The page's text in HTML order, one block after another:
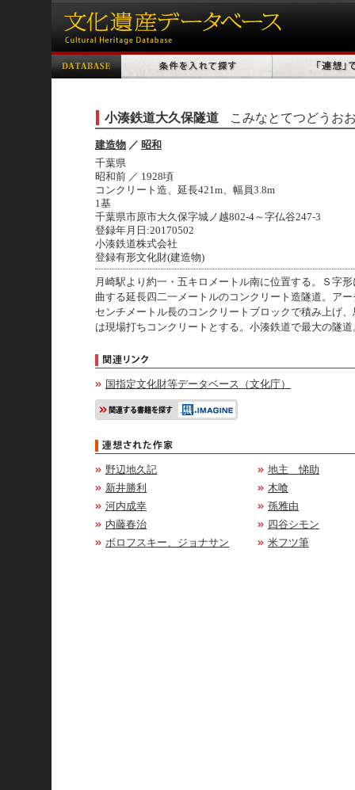
小湊鉄道大久保隧道 こみなとてつどうお
建造物 ／ 昭和
千葉県
昭和前 ／ 1928頃
コンクリート造、延長421m、幅員3.8m
1基
千葉県市原市大久保字城ノ越802-4～字仏谷247-3
登録年月日:20170502
小湊鉄道株式会社
登録有形文化財(建造物)
月崎駅より約一・五キロメートル南に位置する。Ｓ字
曲する延長四二一メートルのコンクリート造隧道。ア
センチメートル長のコンクリートブロックで積み上げ
は現場打ちコンクリートとする。小湊鉄道で最大の隧道
国指定文化財等データベース（文化庁）
野辺地久記
地主 悌助
新井勝利
木喰
河内成幸
孫雅由
内藤春治
四谷シモン
ボロフスキー、ジョナサン
米フツ筆